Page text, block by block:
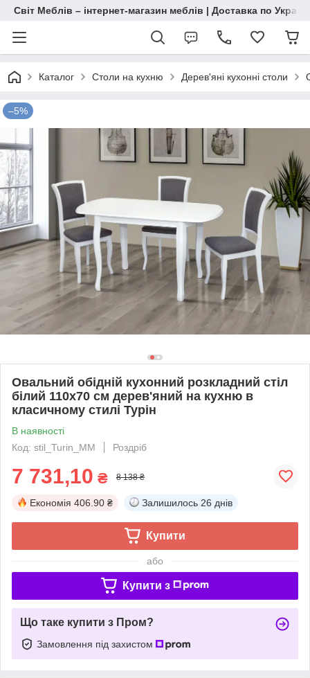
Світ Меблів – інтернет-магазин меблів | Доставка по
Каталог Столи на кухню Дерев'яні кухонні столи
–5%
Овальний обідній кухонний розкладний стіл
білий 110х70 см дерев'яний на кухню в
класичному стилі Турін
В наявності
Код: stil_Turin_MM
Роздріб
7 731,10 ₴ 8 138 ₴
Економія 406.90 ₴ Залишилось 26 днів
Купити
або
Купити з
Що таке купити з Пром?
Замовлення під захистом